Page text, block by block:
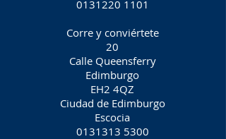
0131220 1101
Corre y conviértete
20
Calle Queensferry
Edimburgo
EH2 4QZ
Ciudad de Edimburgo
Escocia
0131313 5300